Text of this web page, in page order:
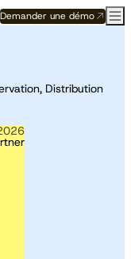
Demander une démo
Distribution